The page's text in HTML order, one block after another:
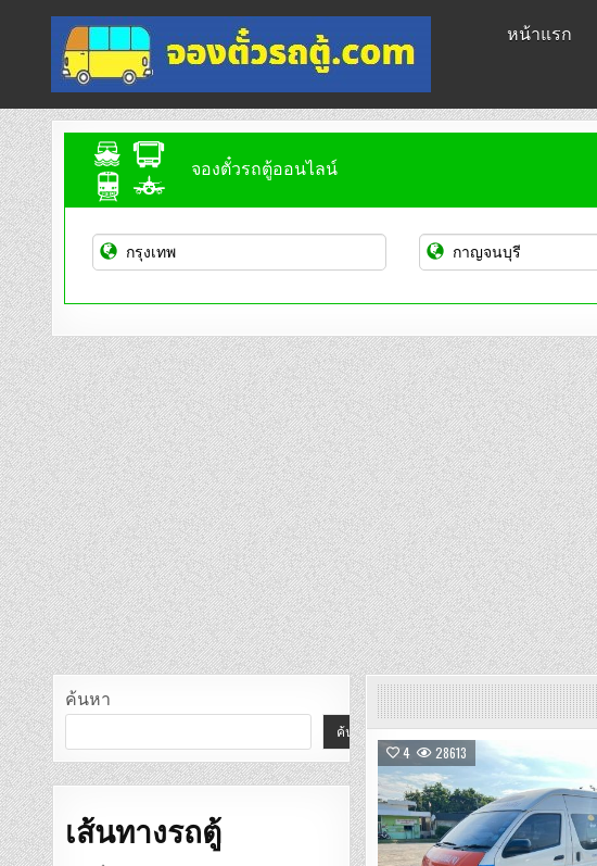
content
จองตั๋วรถตู้ออนไลน์
บริการจองตั๋วรถตู้ออนไลน์
หน้าแรก
จองตั๋วรถตู้ออนไลน์
4 28613
ค้นหา
ค้นหา
เส้นทางรถตู้